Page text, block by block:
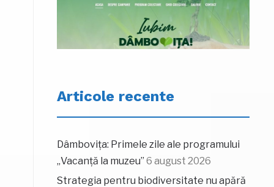
Articole recente
Dâmbovița: Primele zile ale programului
„Vacanță la muzeu” 6 august 2026
Strategia pentru biodiversitate nu apără